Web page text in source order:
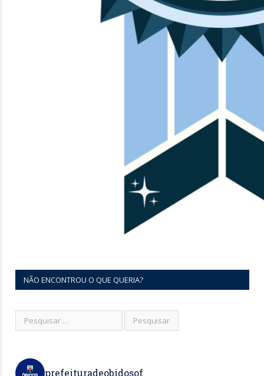
NÃO ENCONTROU O QUE QUERIA?
prefeituradeobidosof